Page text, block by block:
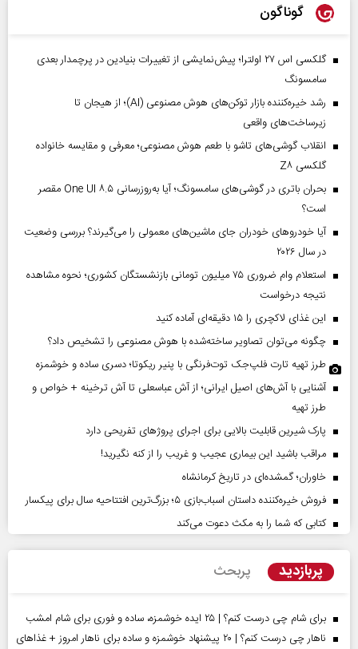
گوناگون
گلکسی اس ۲۷ اولترا؛ پیش‌نمایشی از تغییرات بنیادین در پرچمدار بعدی
سامسونگ
رشد خیره‌کننده بازار توکن‌های هوش مصنوعی (AI)؛ از هیجان تا
زیرساخت‌های واقعی
انقلاب گوشی‌های تاشو‌ با طعم هوش مصنوعی؛ معرفی و مقایسه خانواده
گلکسی Z۸
بحران باتری در گوشی‌های سامسونگ؛ آیا به‌روزرسانی One UI ۸.۵ مقصر
است؟
آیا خودروهای خودران جای ماشین‌های معمولی را می‌گیرند؟ بررسی وضعیت
در سال ۲۰۲۶
استعلام وام ضروری ۷۵ میلیون تومانی بازنشستگان کشوری؛ نحوه مشاهده
نتیجه درخواست
این غذای لاکچری را ۱۵ دقیقه‌ای آماده کنید
چگونه می‌توان تصاویر ساخته‌شده با هوش مصنوعی را تشخیص داد؟
طرز تهیه تارت فلپ‌جک توت‌فرنگی با پنیر ریکوتا؛ دسری ساده و خوشمزه
آشنایی با آش‌های اصیل ایرانی؛ از آش عباسعلی تا آش ترخینه + خواص و
طرز تهیه
پارک شیرین قابلیت‌ بالایی برای اجرای پروژهای تفریحی دارد
مراقب باشید این بیماری عجیب و غریب را از کنه نگیرید!
خاوران؛ گمشده‌ای در تاریخ کرمانشاه
فروش خیره‌کننده داستان اسباب‌بازی ۵؛ بزرگ‌ترین افتتاحیه سال برای پیکسار
کتابی که شما را به مکث دعوت می‌کند
پربازدید پربحث
برای شام چی درست کنم؟ | ۲۵ ایده خوشمزه، ساده و فوری برای شام امشب
ناهار چی درست کنم؟ | ۲۰ پیشنهاد خوشمزه و ساده برای ناهار امروز + غذاهای